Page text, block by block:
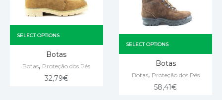
SELECT OPTIONS
Botas
Botas, Proteção dos Pés
32,79€
SELECT OPTIONS
Botas
Botas, Proteção dos Pés
58,41€